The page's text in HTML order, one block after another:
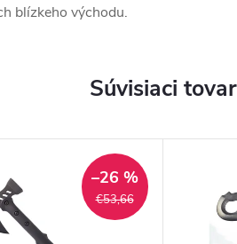
blízkeho východu.
Súvisiaci tovar
€53,66
–26 %